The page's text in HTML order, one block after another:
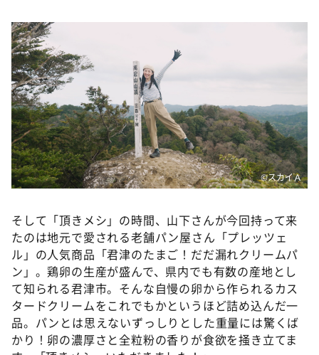
©スカイＡ
そして「頂きメシ」の時間、山下さんが今回持って来
たのは地元で愛される老舗パン屋さん「プレッツェ
ル」の人気商品「君津のたまご！だだ漏れクリームパ
ン」。鶏卵の生産が盛んで、県内でも有数の産地とし
て知られる君津市。そんな自慢の卵から作られるカス
タードクリームをこれでもかというほど詰め込んだ一
品。パンとは思えないずっしりとした重量には驚くば
かり！卵の濃厚さと全粒粉の香りが食欲を掻き立てま